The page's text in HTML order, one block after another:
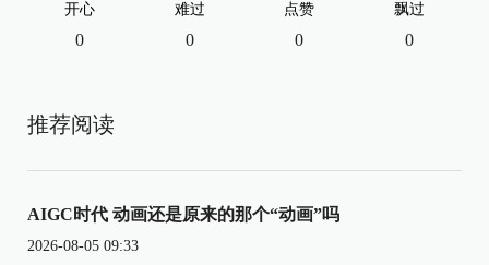
开心
0
难过
0
点赞
0
飘过
0
推荐阅读
AIGC时代 动画还是原来的那个“动画”吗
2026-08-05 09:33